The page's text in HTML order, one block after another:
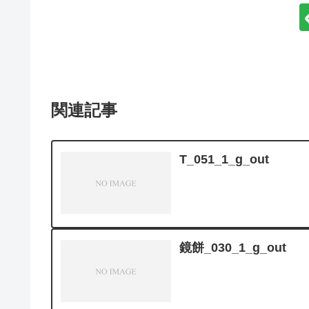
関連記事
T_051_1_g_out
鏡餅_030_1_g_out